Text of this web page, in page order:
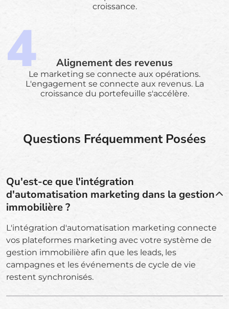
croissance.
Alignement des revenus
Le marketing se connecte aux opérations.
L'engagement se connecte aux revenus. La
croissance du portefeuille s'accélère.
Questions Fréquemment Posées
Qu'est-ce que l'intégration
d'automatisation marketing dans la gestion
immobilière ?
L'intégration d'automatisation marketing connecte
vos plateformes marketing avec votre système de
gestion immobilière afin que les leads, les
campagnes et les événements de cycle de vie
restent synchronisés.